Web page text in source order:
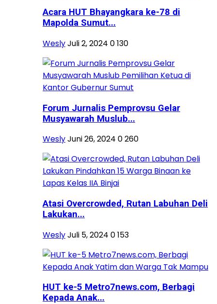
Acara HUT Bhayangkara ke-78 di
Mapolda Sumut...
WeslyJuli 2, 2024 0130
Forum Jurnalis Pemprovsu Gelar
Musyawarah Muslub...
WeslyJuni 26, 2024 0260
Atasi Overcrowded, Rutan Labuhan Deli
Lakukan...
WeslyJuli 5, 2024 0153
HUT ke-5 Metro7news.com, Berbagi
Kepada Anak...